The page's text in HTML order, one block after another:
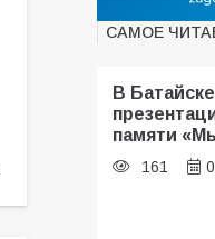
САМОЕ
В
памяти
161